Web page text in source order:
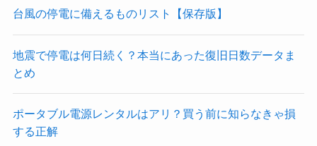
台風の停電に備えるものリスト【保存版】
地震で停電は何日続く？本当にあった復旧日数データま
とめ
ポータブル電源レンタルはアリ？買う前に知らなきゃ損
する正解